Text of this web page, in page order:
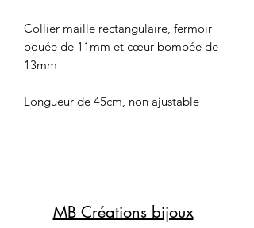
Collier maille rectangulaire, fermoir
bouée de 11mm et cœur bombée de
13mm
Longueur de 45cm, non ajustable
MB Créations bijoux